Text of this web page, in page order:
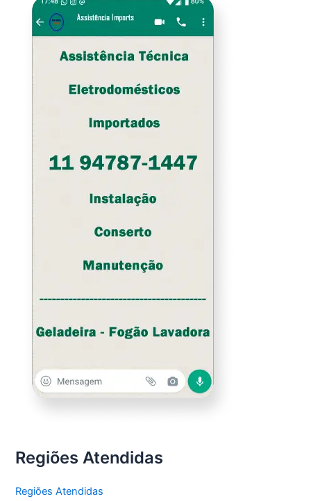
Regiões Atendidas
Regiões Atendidas